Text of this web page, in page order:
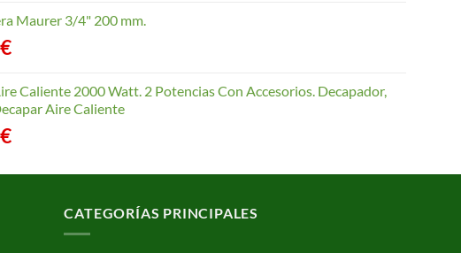
168,65 €
Maurer 3/4" 200 mm.
€
Caliente 2000 Watt. 2 Potencias Con Accesorios. Decapador,
Aire Caliente
€
CATEGORÍAS PRINCIPALES